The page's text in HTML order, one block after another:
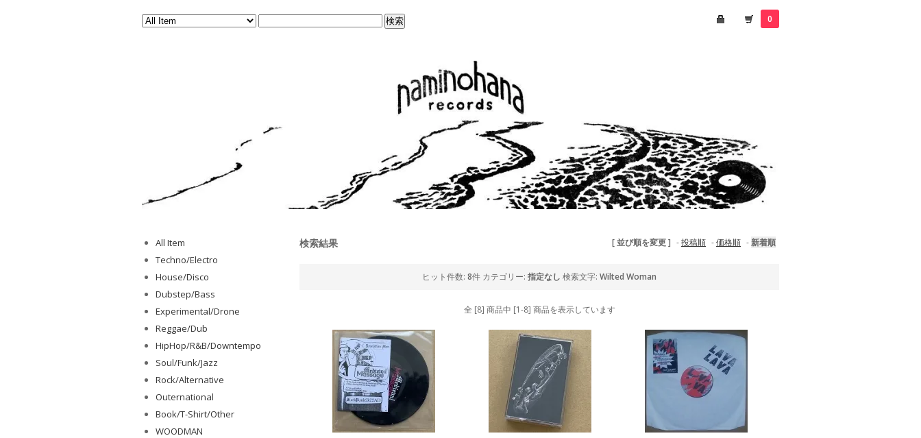
0
[ 並び順を変更 ] -投稿順 -価格順 -新着順
検索結果
ヒット件数: 8件 カテゴリー: 指定なし 検索文字: Wilted Woman
全 [8] 商品中 [1-8] 商品を表示しています
All Item
Techno/Electro
House/Disco
Dubstep/Bass
Experimental/Drone
Reggae/Dub
HipHop/R&B/Downtempo
Soul/Funk/Jazz
Rock/Alternative
Outernational
Book/T-Shirt/Other
WOODMAN